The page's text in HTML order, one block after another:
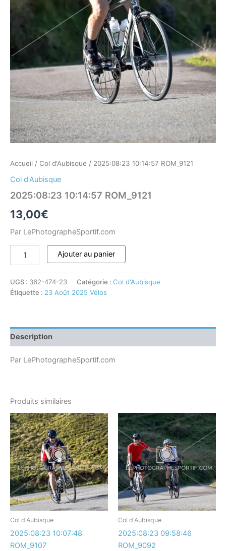
Accueil / Col d'Aubisque / 2025:08:23 10:14:57 ROM_9121
Col d'Aubisque
2025:08:23 10:14:57 ROM_9121
13,00€
Par LePhotographeSportif.com
Ajouter au panier
UGS : 362-474-23 Catégorie : Col d'Aubisque
Étiquette : 23 Août 2025 Vélos
Description
Par LePhotographeSportif.com
Produits similaires
Col d'Aubisque
2025:08:23 10:07:48
ROM_9107
Col d'Aubisque
2025:08:23 09:58:46
ROM_9092